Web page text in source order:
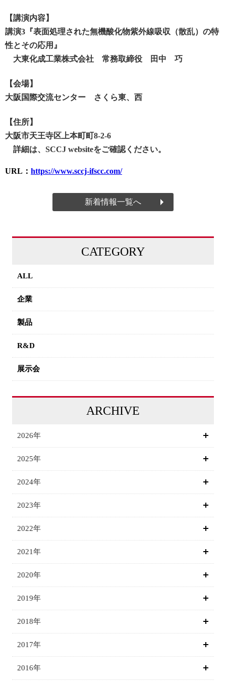
【講演内容】
講演3『表面処理された無機酸化物紫外線吸収（散乱）の特
性とその応用』
大東化成工業株式会社 常務取締役 田中 巧
【会場】
大阪国際交流センター さくら東、西
【住所】
大阪市天王寺区上本町町8-2-6
詳細は、SCCJ websiteをご確認ください。
URL： https://www.sccj-ifscc.com/
新着情報一覧へ
CATEGORY
ALL
企業
製品
R&D
展示会
ARCHIVE
2026年
2025年
2024年
2023年
2022年
2021年
2020年
2019年
2018年
2017年
2016年